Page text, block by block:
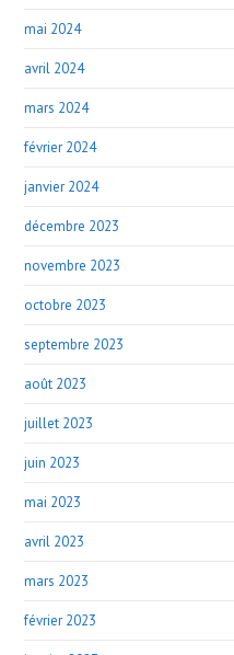
mai 2024
avril 2024
mars 2024
février 2024
janvier 2024
décembre 2023
novembre 2023
octobre 2023
septembre 2023
août 2023
juillet 2023
juin 2023
mai 2023
avril 2023
mars 2023
février 2023